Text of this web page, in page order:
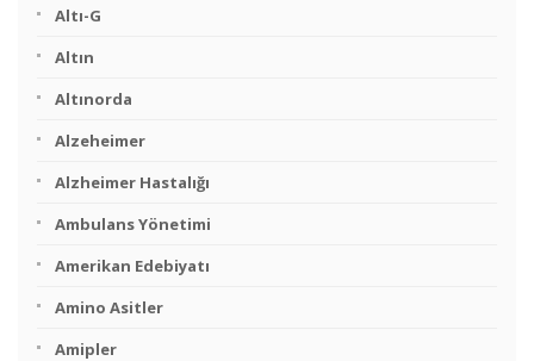
Altı-G
Altın
Altınorda
Alzeheimer
Alzheimer Hastalığı
Ambulans Yönetimi
Amerikan Edebiyatı
Amino Asitler
Amipler